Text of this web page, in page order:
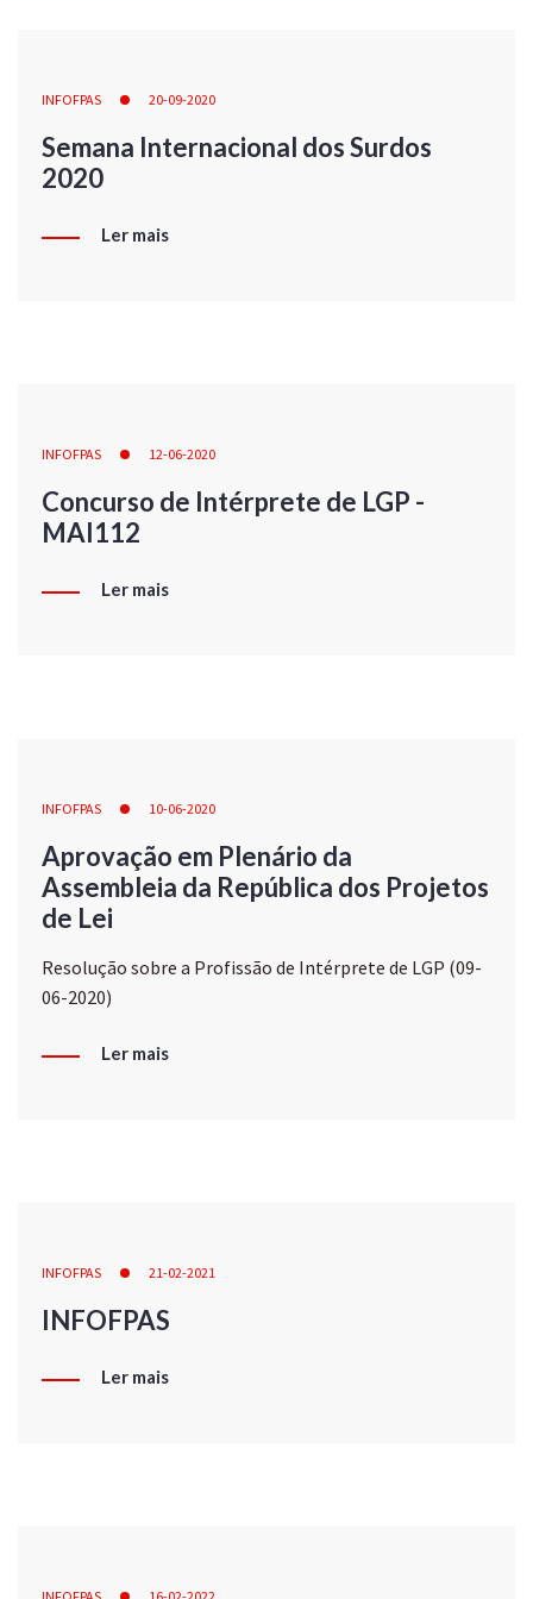
INFOFPAS 20-09-2020
Semana Internacional dos Surdos
2020
Ler mais
INFOFPAS 12-06-2020
Concurso de Intérprete de LGP -
MAI112
Ler mais
INFOFPAS 10-06-2020
Aprovação em Plenário da
Assembleia da República dos Projetos
de Lei
Resolução sobre a Profissão de Intérprete de LGP (09-
06-2020)
Ler mais
INFOFPAS 21-02-2021
INFOFPAS
Ler mais